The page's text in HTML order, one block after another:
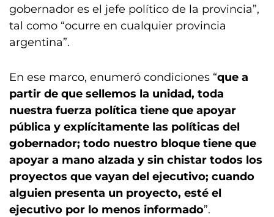
gobernador es el jefe político de la provincia”,
tal como “ocurre en cualquier provincia
argentina”.
En ese marco, enumeró condiciones “que a
partir de que sellemos la unidad, toda
nuestra fuerza política tiene que apoyar
pública y explícitamente las políticas del
gobernador; todo nuestro bloque tiene que
apoyar a mano alzada y sin chistar todos los
proyectos que vayan del ejecutivo; cuando
alguien presenta un proyecto, esté el
ejecutivo por lo menos informado”.